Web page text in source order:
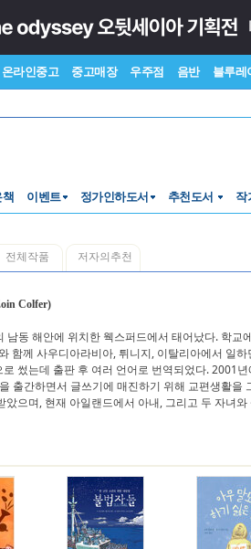
온라인중고 중고매장 우주점 음반 블루레
이벤트 정가인하도서 추천도서 작
전체작품 저자의추천
Colfer)
남동 해안에 위치한 웩스퍼드에서 태어났다. 학
함께 사우디아라비아, 튀니지, 이탈리아에서 일
썼는데 출판 후 여러 언어로 번역되었다. 2001
출간하면서 글쓰기에 매진하기 위해 교편생활
았으며, 현재 아일랜드에서 아내, 그리고 두 자녀와